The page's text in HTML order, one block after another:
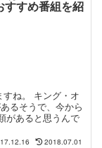
すすめ番組を紹
ね。 キング・オ
るそうで、今から
があると思うんで
2018.07.01